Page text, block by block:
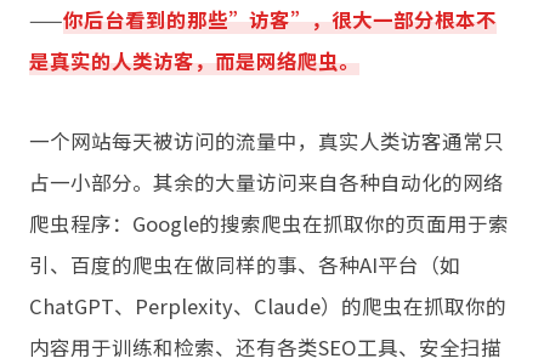
——你后台看到的那些”访客”，很大一部分根本不
是真实的人类访客，而是网络爬虫。
一个网站每天被访问的流量中，真实人类访客通常只
占一小部分。其余的大量访问来自各种自动化的网络
爬虫程序：Google的搜索爬虫在抓取你的页面用于索
引、百度的爬虫在做同样的事、各种AI平台（如
ChatGPT、Perplexity、Claude）的爬虫在抓取你的
内容用于训练和检索、还有各类SEO工具、安全扫描